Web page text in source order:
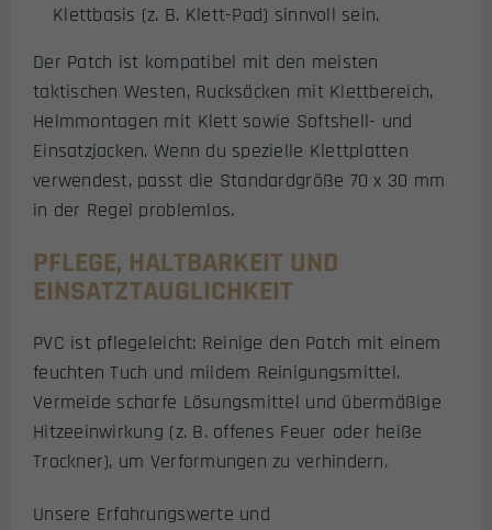
Klettbasis (z. B. Klett-Pad) sinnvoll sein.
Der Patch ist kompatibel mit den meisten
taktischen Westen, Rucksäcken mit Klettbereich,
Helmmontagen mit Klett sowie Softshell- und
Einsatzjacken. Wenn du spezielle Klettplatten
verwendest, passt die Standardgröße 70 x 30 mm
in der Regel problemlos.
PFLEGE, HALTBARKEIT UND
EINSATZTAUGLICHKEIT
PVC ist pflegeleicht: Reinige den Patch mit einem
feuchten Tuch und mildem Reinigungsmittel.
Vermeide scharfe Lösungsmittel und übermäßige
Hitzeeinwirkung (z. B. offenes Feuer oder heiße
Trockner), um Verformungen zu verhindern.
Unsere Erfahrungswerte und